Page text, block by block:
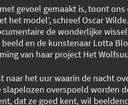
gevoel gemaakt is, toont ons
het model’, schreef Oscar
de wonderlijke
en de kunstenaar Lotta
van haar project Het
naar het uur waarin de nacht
slapelozen overspoeld worden
dat ze goed kent, wil